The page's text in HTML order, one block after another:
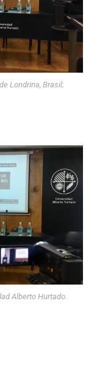
Londrina, Brasil;
Alberto Hurtado.